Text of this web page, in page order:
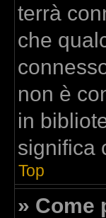
terrà
che
non è
in
significa
Top
» Come